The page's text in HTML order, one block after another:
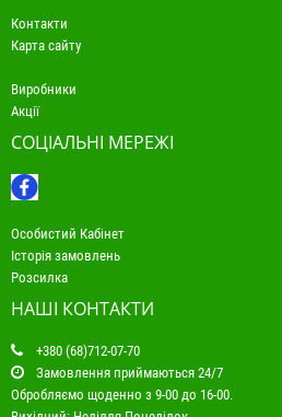
Контакти
Карта сайту
Виробники
Акції
СОЦІАЛЬНІ МЕРЕЖІ
Особистий Кабінет
Історія замовлень
Розсилка
НАШІ КОНТАКТИ
+380 (68)712-07-70
Замовлення приймаються 24/7
Обробляємо щоденно з 9-00 до 16-00.